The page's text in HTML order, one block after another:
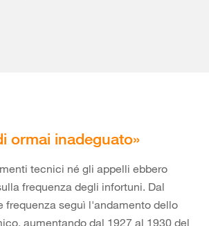
ormai inadeguato»
tecnici né gli appelli ebbero
frequenza degli infortuni. Dal
frequenza seguì l'andamento dello
aumentando dal 1927 al 1930 del